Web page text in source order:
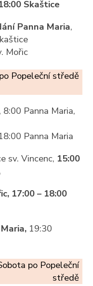
Skaštice
Panna Maria,
Mořic
Popeleční středě
, 8:00 Panna Maria,
Panna Maria
sv. Vincenc, 15:00
17:00 – 18:00
19:30
po Popeleční
středě